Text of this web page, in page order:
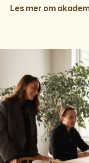
Les mer om